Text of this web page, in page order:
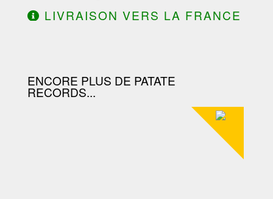
LIVRAISON VERS LA FRANCE
ENCORE PLUS DE PATATE
RECORDS...